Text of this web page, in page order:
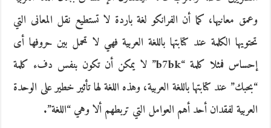
وعمق معانيها، كما أن الفرانكو لغة باردة لا تستطيع نقل المعانى التي
تحتويها الكلمة عند كتابتها باللغة العربية فهي لا تحمل بين حروفها أى
إحساس فمثلا كلمة “b7bk” لا يمكن أن تكون بنفس دفء كلمة
“بحبك” عند كتابتها باللغة العربية، وهذه اللغة لها تأثير خطير على الوحدة
العربية لفقدان أحد أهم العوامل التي تربطهم ألا وهي “اللغة”.